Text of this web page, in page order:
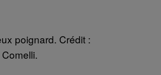
poignard. Crédit :